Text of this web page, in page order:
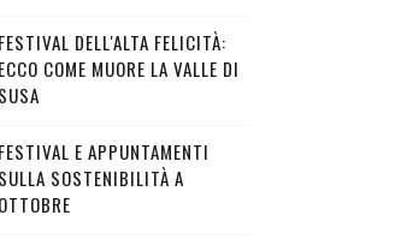
FESTIVAL DELL'ALTA FELICITÀ:
ECCO COME MUORE LA VALLE DI
SUSA
FESTIVAL E APPUNTAMENTI
SULLA SOSTENIBILITÀ A
OTTOBRE